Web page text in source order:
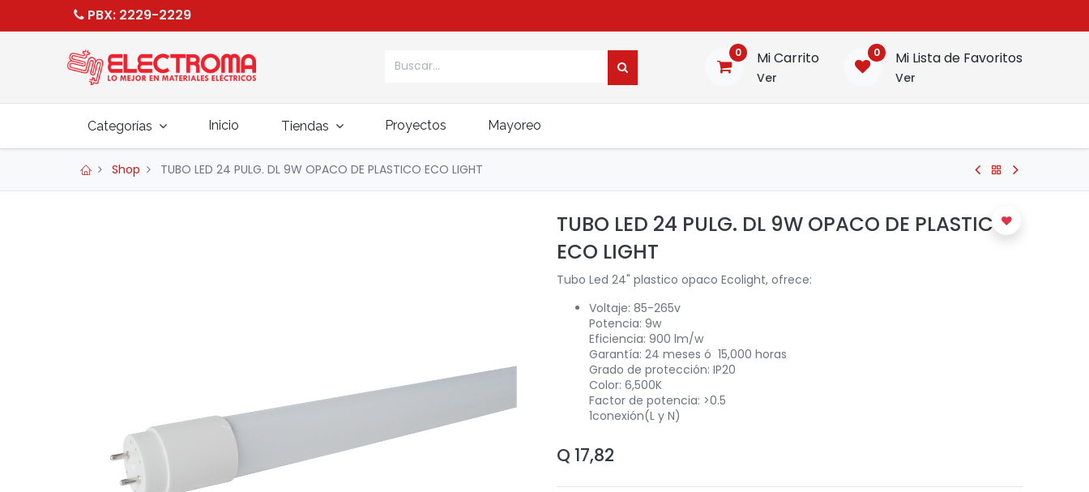
PBX: 2229-2229
0 Mi Carrito
Ver
0 Mi Lista de Favoritos
Ver
Categorías Inicio Tiendas Proyectos Mayoreo
Shop TUBO LED 24 PULG. DL 9W OPACO DE PLASTICO ECO LIGHT
TUBO LED 24 PULG. DL 9W OPACO DE PLASTICO
ECO LIGHT
Tubo Led 24" plastico opaco Ecolight, ofrece:
Voltaje: 85-265v
Potencia: 9w
Eficiencia: 900 lm/w
Garantía: 24 meses ó 15,000 horas
Grado de protección: IP20
Color: 6,500K
Factor de potencia: >0.5
1conexión(L y N)
Q 17,82